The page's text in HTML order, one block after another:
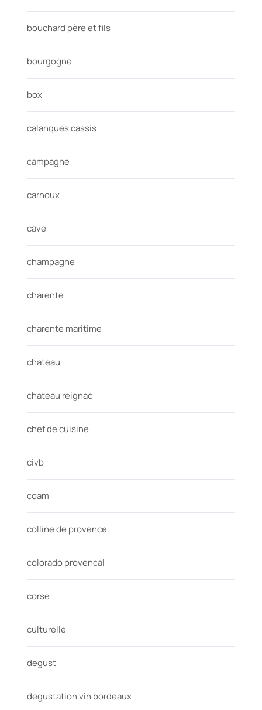
bouchard père et fils
bourgogne
box
calanques cassis
campagne
carnoux
cave
champagne
charente
charente maritime
chateau
chateau reignac
chef de cuisine
civb
coam
colline de provence
colorado provencal
corse
culturelle
degust
degustation vin bordeaux